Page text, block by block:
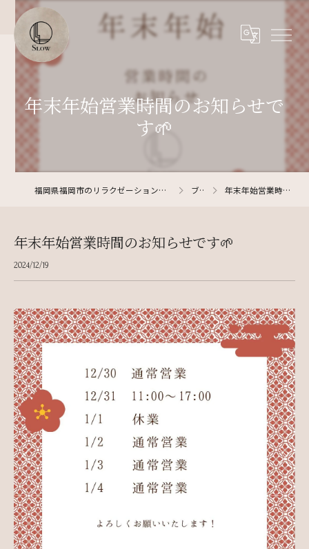
年末年始営業時間のお知らせで
す🌱
福岡県福岡市のリラクゼーションならリラクゼーションサロン SLOW ブログ 年末年始営業時間のお知らせです🌱
年末年始営業時間のお知らせです🌱
2024/12/19